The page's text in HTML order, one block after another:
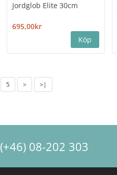
Jordglob Elite 30cm
695,00kr
5 > >|
(+46) 08-202 303